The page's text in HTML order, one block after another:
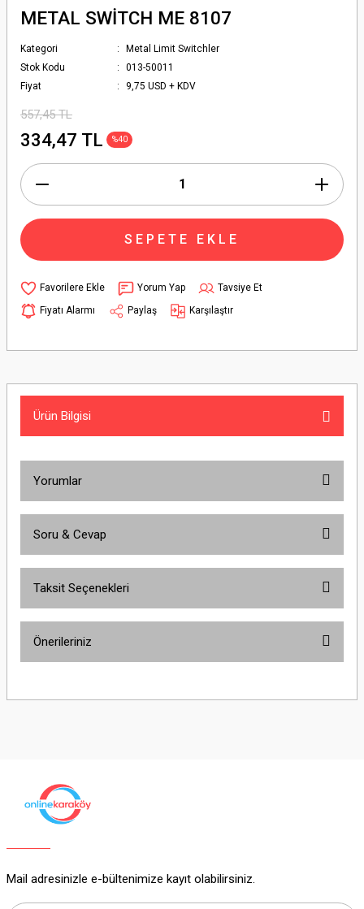
METAL SWİTCH ME 8107
Kategori
Metal Limit Switchler
Stok Kodu
013-50011
Fiyat
9,75 USD + KDV
557,45 TL
334,47 TL %40
SEPETE EKLE
Yorum Yap
Tavsiye Et
Fiyatı Alarmı
Paylaş Karşılaştır
Ürün Bilgisi
Yorumlar
Soru & Cevap
Taksit Seçenekleri
Önerileriniz
Ürün açıklamasında eksik bilgiler bulunuyor.
Ürün bilgilerinde hatalar bulunuyor.
Mail adresinizle e-bültenimize kayıt olabilirsiniz.